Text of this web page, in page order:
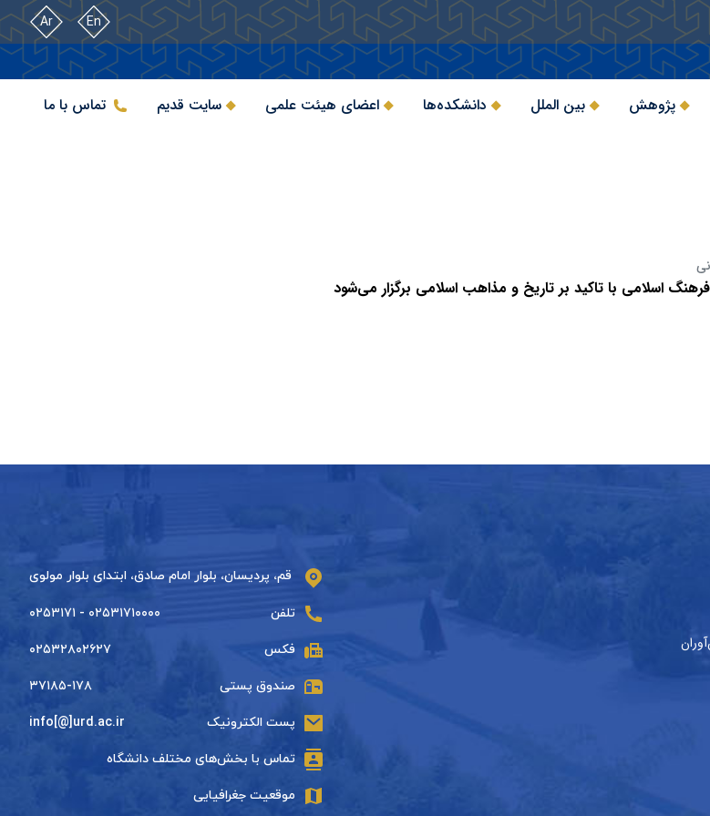
En
Ar
پژوهش بین الملل دانشکده‌ها اعضای هیئت علمی سایت قدیم تماس با ما
اسلامی با تاکید بر تاریخ و مذاهب اسلامی برگزار می‌شود
قم، پردیسان، بلوار امام صادق، ابتدای بلوار مولوی
تلفن ۰۲۵۳۱۷۱۰۰۰۰ - ۰۲۵۳۱۷۱
فکس ۰۲۵۳۲۸۰۲۶۲۷
صندوق پستی ۳۷۱۸۵-۱۷۸
پست الکترونیک info[@]urd.ac.ir
تماس با بخش‌های مختلف دانشگاه
موقعیت جغرافیایی